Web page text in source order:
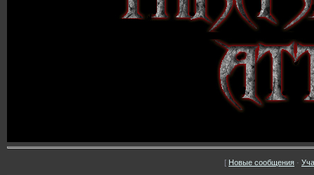
[ Новые сообщения ·